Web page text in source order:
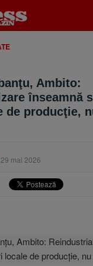
Ambito:
înseamnă
de producţie,
29 mai 2026